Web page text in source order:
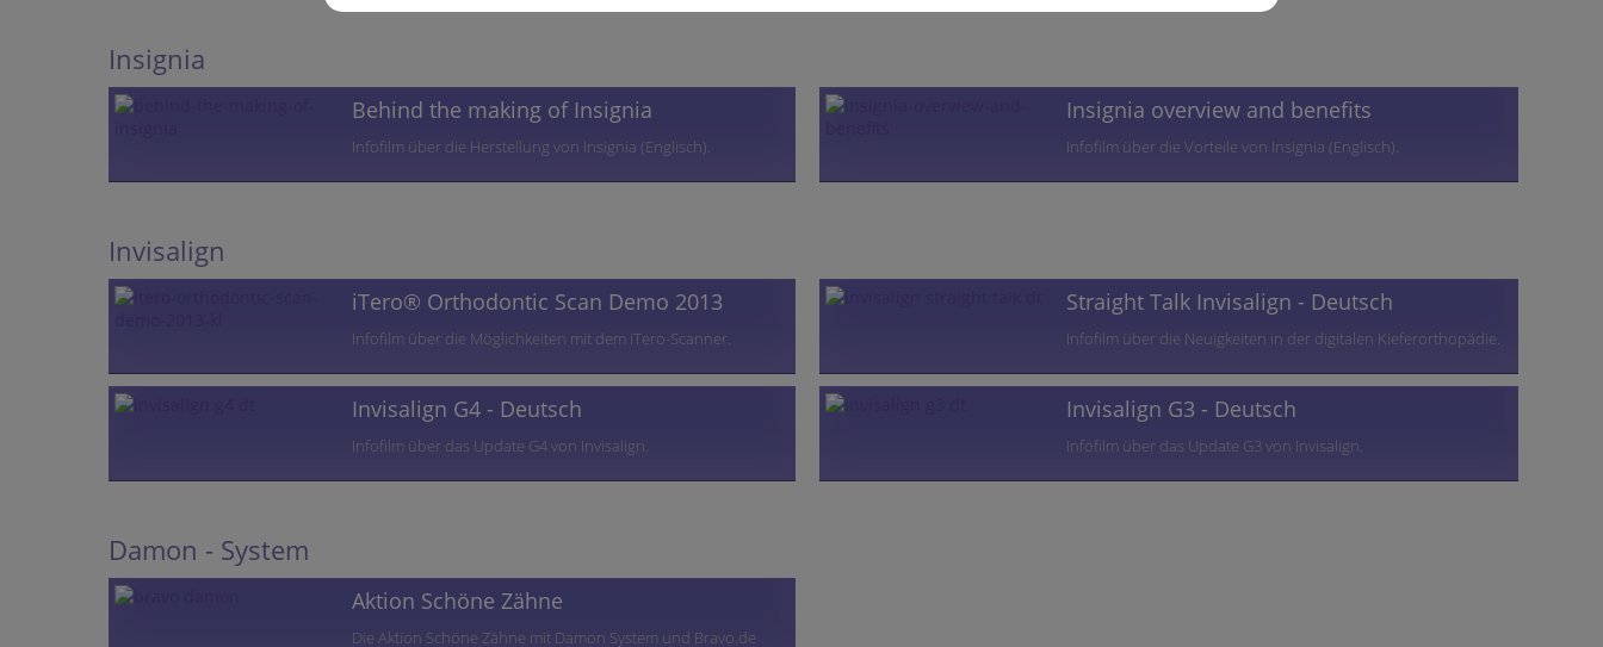
Insignia
Behind the making of Insignia
Infofilm über die Herstellung von Insignia (Englisch).
Insignia overview and benefits
Infofilm über die Vorteile von Insignia (Englisch).
Invisalign
iTero® Orthodontic Scan Demo 2013
Infofilm über die Möglichkeiten mit dem iTero-Scanner.
Straight Talk Invisalign - Deutsch
Infofilm über die Neuigkeiten in der digitalen Kieferorthopädie.
Invisalign G4 - Deutsch
Infofilm über das Update G4 von Invisalign.
Invisalign G3 - Deutsch
Infofilm über das Update G3 von Invisalign.
Damon - System
Aktion Schöne Zähne
Die Aktion Schöne Zähne mit Damon System und Bravo.de